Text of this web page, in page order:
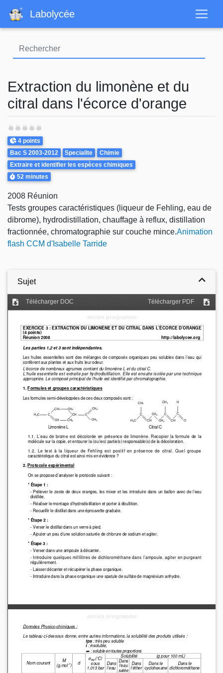
contenu
Labolycée
Extraction du limonène et du
citral dans l'écorce d'orange
Points
4 points
Theme
Bac S 2003-2012 Specialite
Chimie
Extraire et identifier les espèces chimiques
Durée
52 minutes
2008 Réunion
Tests groupes caractéristiques (liqueur de Fehling, eau de
dibrome), hydrodistillation, chauffage à reflux, distillation
fractionnée, chromatographie sur couche mince.Animation
flash CCM d'Isabelle Tarride
Sujet